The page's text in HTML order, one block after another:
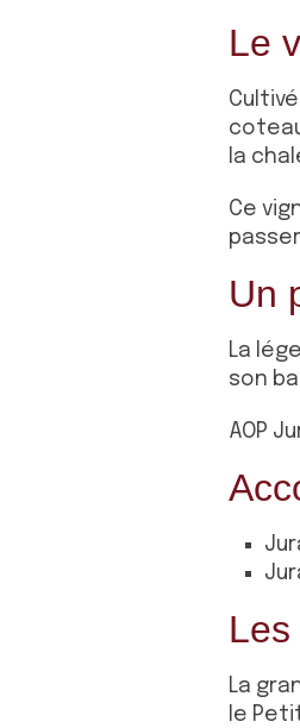
Le
la
Ce
Un
La
son
AOP
La
le